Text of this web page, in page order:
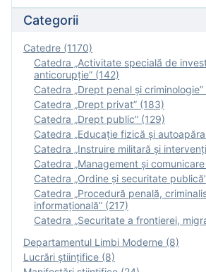
Categorii
Catedre (1170)
Catedra „Activitate specială de
anticorupție” (142)
Catedra „Drept penal și criminologie”
Catedra „Drept privat” (183)
Catedra „Drept public” (129)
Catedra „Educație fizică şi
Catedra „Instruire militară şi
Catedra „Management și
Catedra „Ordine și securitate
Catedra „Procedură penală,
informațională” (217)
Catedra „Securitate a frontierei,
Departamentul Limbi Moderne (8)
Lucrări științifice (8)